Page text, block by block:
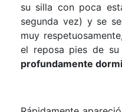
su silla con poca
segunda vez) y se
muy
el reposa pies de su
profundamente